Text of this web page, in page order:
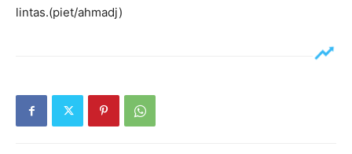
lintas.(piet/ahmadj)